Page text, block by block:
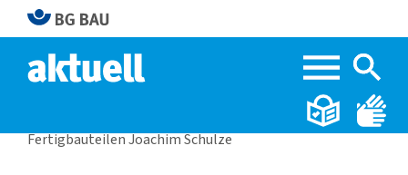
Fertigbauteilen Joachim Schulze